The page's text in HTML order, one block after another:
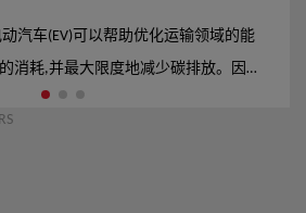
汽车(EV)可以帮助优化运输领域的能
消耗,并最大限度地减少碳排放。因此,
速发展的时代。 随着更好的电池和储
,以实现高效的检测、质量控制(QC)、故